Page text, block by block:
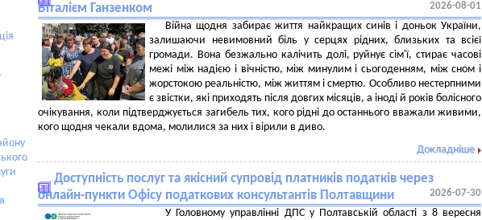
Віталієм Ганзенком
2026-08-01
Війна щодня забирає життя найкращих синів і доньок України,
залишаючи невимовний біль у серцях рідних, близьких та всієї
громади. Вона безжально калічить долі, руйнує сім'ї, стирає часові
межі між надією і вічністю, між минулим і сьогоденням, між сном і
жорстокою реальністю, між життям і смертю. Особливо нестерпними
є звістки, які приходять після довгих місяців, а іноді й років болісного
очікування, коли підтверджується загибель тих, кого рідні до останнього вважали живими,
кого щодня чекали вдома, молилися за них і вірили в диво.
Докладніше
Доступність послуг та якісний супровід платників податків через
онлайн-пункти Офісу податкових консультантів Полтавщини
2026-07-30
У Головному управлінні ДПС у Полтавській області з 8 вересня